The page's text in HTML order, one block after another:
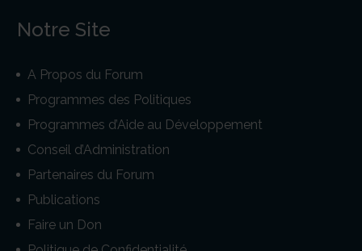
Notre Site
A Propos du Forum
Programmes des Politiques
Programmes d’Aide au Développement
Conseil d’Administration
Partenaires du Forum
Publications
Faire un Don